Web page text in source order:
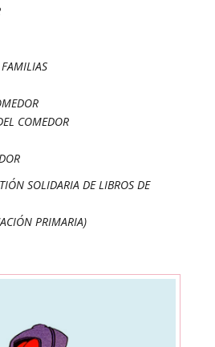
COMEDOR
SOLIDARIA DE LIBROS DE
PRIMARIA)